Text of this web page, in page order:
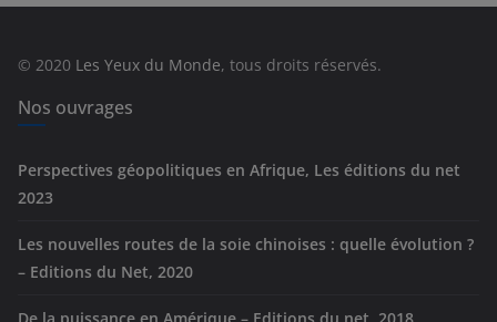
e
s
© 2020 Les Yeux du Monde, tous droits réservés.
Nos ouvrages
Perspectives géopolitiques en Afrique, Les éditions du net
2023
Les nouvelles routes de la soie chinoises : quelle évolution ?
– Editions du Net, 2020